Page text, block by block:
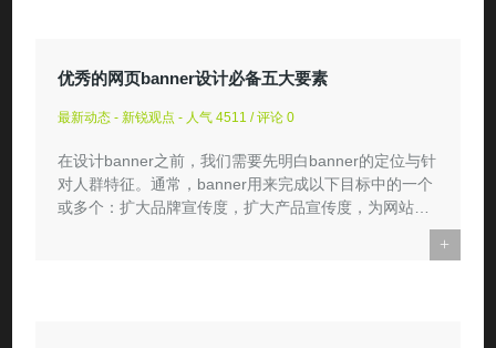
优秀的网页banner设计必备五大要素
最新动态 - 新锐观点 - 人气 4511 / 评论 0
在设计banner之前，我们需要先明白banner的定位与针
对人群特征。通常，banner用来完成以下目标中的一个
或多个：扩大品牌宣传度，扩大产品宣传度，为网站引
+